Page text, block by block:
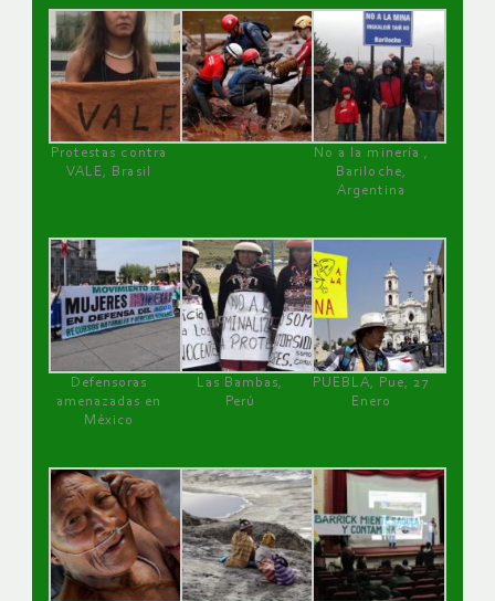
Protestas contra
VALE, Brasil
No a la minería ,
Bariloche,
Argentina
Defensoras
amenazadas en
México
Las Bambas,
Perú
PUEBLA, Pue, 27
Enero